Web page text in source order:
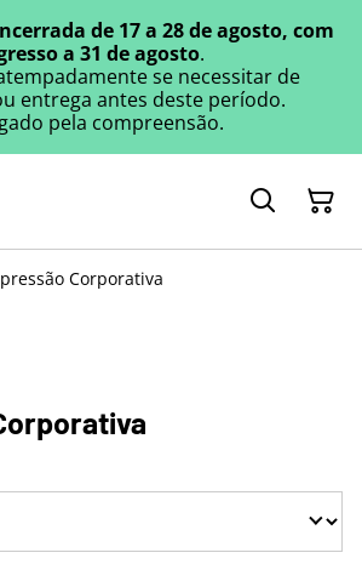
de 17 a 28 de agosto, com
a 31 de agosto.
se necessitar de
entrega antes deste período.
pela compreensão.
Corporativa